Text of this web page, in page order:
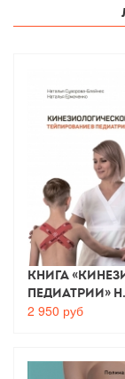
Книга
педиатрии»
2 950 руб